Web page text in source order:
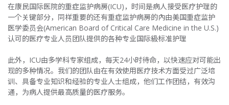
在康民国际医院的重症监护病房(ICU)，时间是病人接受医疗护理的
一个关键部分，同样重要的还有重症监护病房的內由美国重症监护
医学委员会(American Board of Critical Care Medicine in the U.S.)
认可的医疗专业人员团队提供的各种专业国际級标准护理
此外，ICU由多学科专家组成，每天24小时待命，以快速应对可能出
现的多种情况。我们的团队由在有效使用医疗技术方面受过广泛培
训、具备专业知识和经验的专业人士组成，他们工作团结，有效沟
通，为病人提供最高质量的医疗服务。